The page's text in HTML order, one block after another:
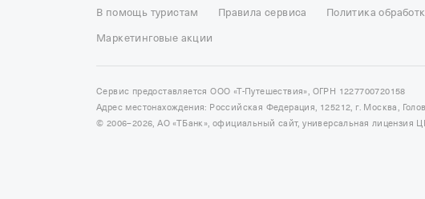
Отель Космос в Москве
Отель Президент Отель Рэдиссон в Сочи
Отели в Сочи Отели в Ярославле Отели в Абхазии Отели в Сортавале
В помощь туристам Правила сервиса Политика
Маркетинговые акции
Сервис предоставляется ООО «Т-Путешествия», ОГРН 1227700720158
Адрес местонахождения: Российская Федерация, 125212, г. Москва,
© 2006–2026, АО «ТБанк», официальный сайт, универсальная лицензия